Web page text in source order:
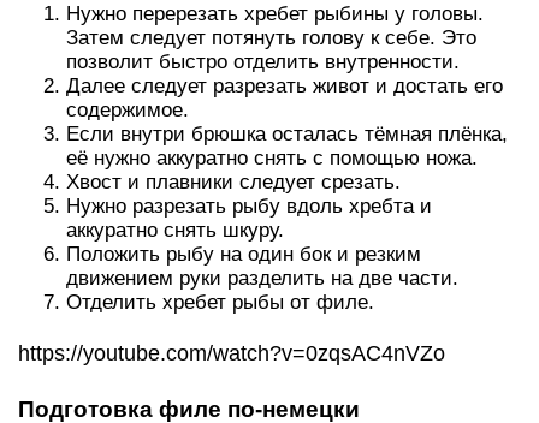
Нужно перерезать хребет рыбины у головы.
Затем следует потянуть голову к себе. Это
позволит быстро отделить внутренности.
Далее следует разрезать живот и достать его
содержимое.
Если внутри брюшка осталась тёмная плёнка,
её нужно аккуратно снять с помощью ножа.
Хвост и плавники следует срезать.
Нужно разрезать рыбу вдоль хребта и
аккуратно снять шкуру.
Положить рыбу на один бок и резким
движением руки разделить на две части.
Отделить хребет рыбы от филе.
https://youtube.com/watch?v=0zqsAC4nVZo
Подготовка филе по-немецки